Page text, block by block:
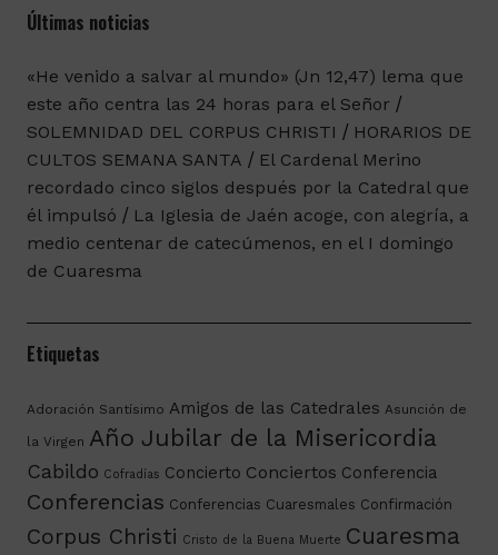
Últimas noticias
«He venido a salvar al mundo» (Jn 12,47) lema que
este año centra las 24 horas para el Señor
SOLEMNIDAD DEL CORPUS CHRISTI
HORARIOS DE
CULTOS SEMANA SANTA
El Cardenal Merino
recordado cinco siglos después por la Catedral que
él impulsó
La Iglesia de Jaén acoge, con alegría, a
medio centenar de catecúmenos, en el I domingo
de Cuaresma
Etiquetas
Adoración Santísimo Amigos de las Catedrales Asunción de
la Virgen Año Jubilar de la Misericordia
Cabildo Cofradías Concierto Conciertos Conferencia
Conferencias Conferencias Cuaresmales Confirmación
Corpus Christi Cristo de la Buena Muerte Cuaresma